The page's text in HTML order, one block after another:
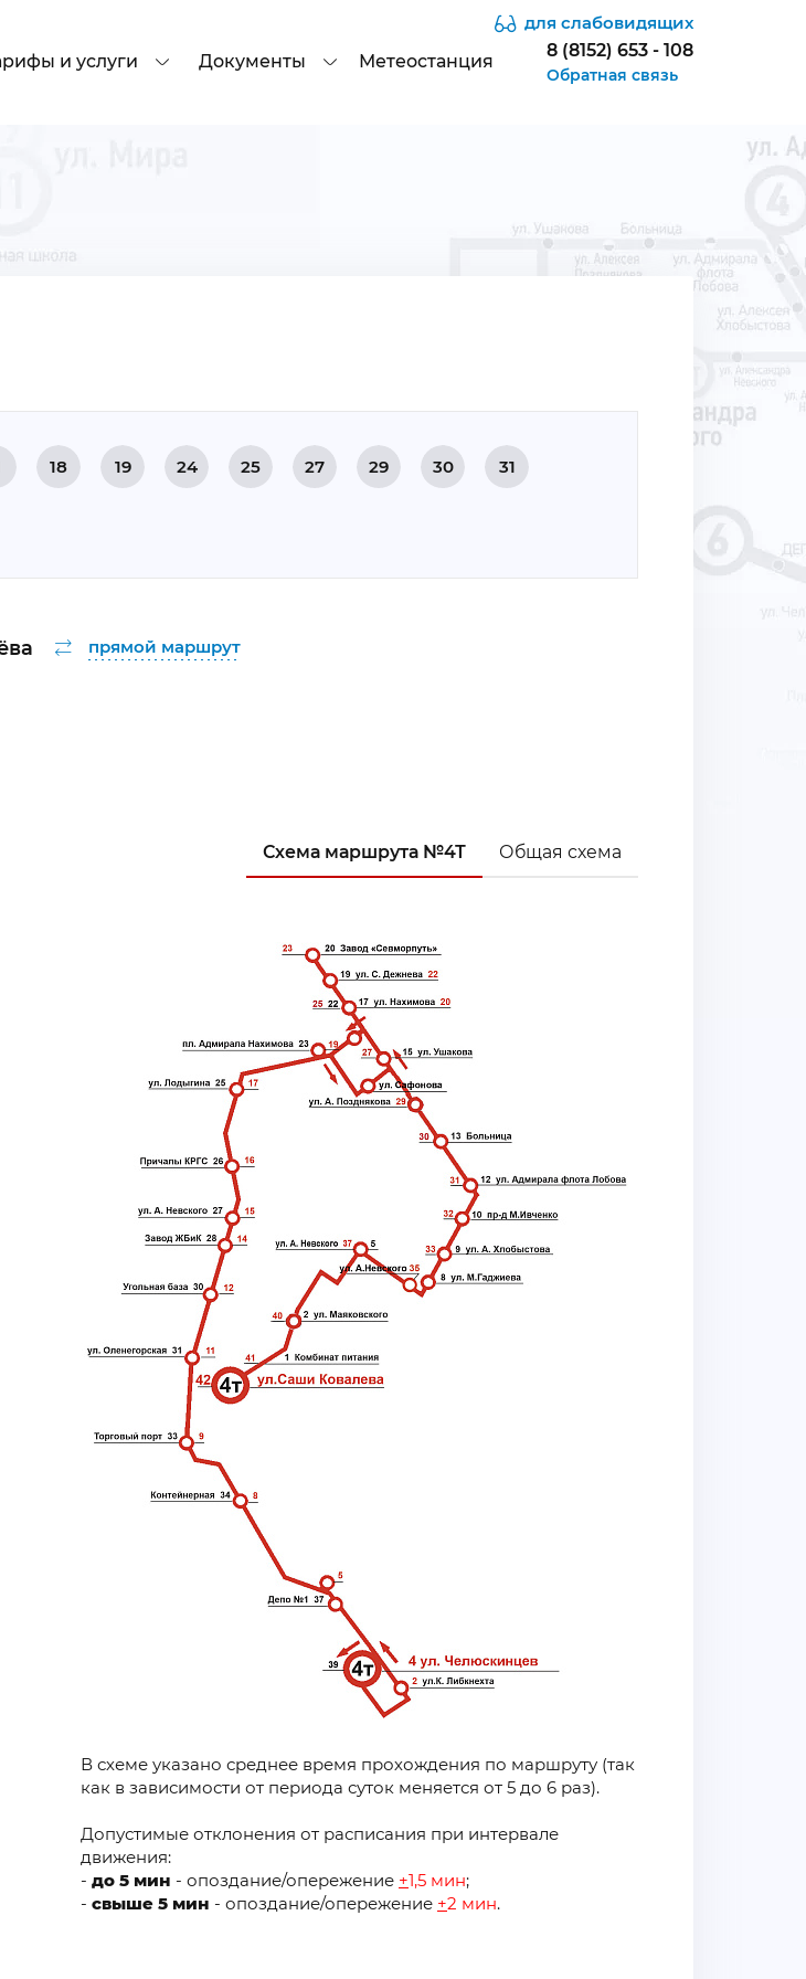
и услуги Документы Метеостанция
для слабовидящих
8 (8152) 653 - 108
Обратная связь
18 19 24 25 27 29 30 31
прямой маршрут
Общая схема
Схема маршрута №4Т
В схеме указано среднее время прохождения по маршруту (так
как в зависимости от периода суток меняется от 5 до 6 раз).
Допустимые отклонения от расписания при интервале
движения:
- до 5 мин - опоздание/опережение +1,5 мин;
- свыше 5 мин - опоздание/опережение +2 мин.